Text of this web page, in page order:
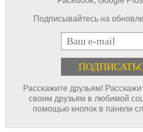
Подписывайтесь на
E-mail
Расскажите друзьям!
своим друзьям в любимой
помощью кнопок в панели